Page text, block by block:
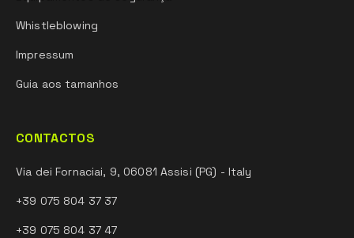
Whistleblowing
Impressum
Guia aos tamanhos
CONTACTOS
Via dei Fornaciai, 9, 06081 Assisi (PG) - Italy
+39 075 804 37 37
+39 075 804 37 47